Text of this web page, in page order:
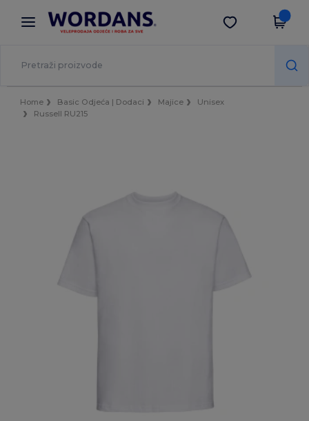
× Aplikacija Wordans
Bolje cijene u aplikaciji!
Preuzmi app
Home Basic Odjeća | Dodaci Majice
Unisex
Russell RU215